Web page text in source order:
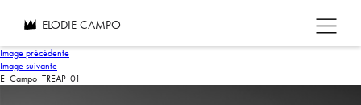
ELODIE CAMPO
Image précédente
Image suivante
E_Campo_TREAP_01